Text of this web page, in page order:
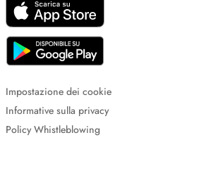
Impostazione dei cookie
Informative sulla privacy
Policy Whistleblowing